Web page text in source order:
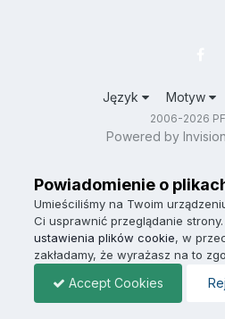
Język Motyw
2006-2026
Powered by
Powiadomienie o
Umieściliśmy na Twoim
Ci usprawnić przeglądanie
ustawienia plików cookie, w
zakładamy, że wyrażasz na to
Accept Cookies